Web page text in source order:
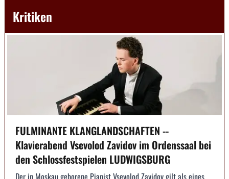
Kritiken
FULMINANTE KLANGLANDSCHAFTEN --
Klavierabend Vsevolod Zavidov im Ordenssaal bei
den Schlossfestspielen LUDWIGSBURG